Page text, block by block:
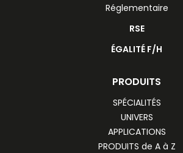
Réglementaire
RSE
ÉGALITÉ F/H
PRODUITS
SPÉCIALITÉS
UNIVERS
APPLICATIONS
PRODUITS de A à Z